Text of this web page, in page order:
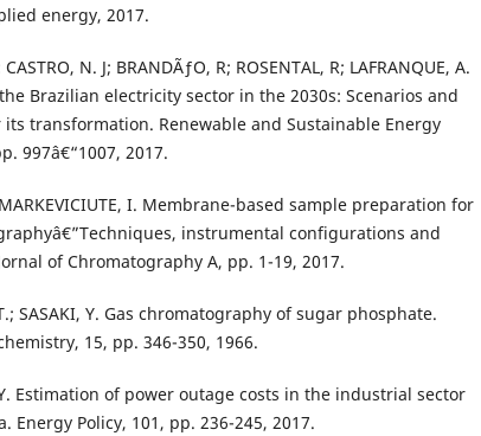
energy, 2017.
N. J; BRANDÃƒO, R; ROSENTAL, R; LAFRANQUE, A.
Brazilian electricity sector in the 2030s: Scenarios and
transformation. Renewable and Sustainable Energy
997â€“1007, 2017.
MARKEVICIUTE, I. Membrane-based sample preparation for
instrumental configurations and
of Chromatography A, pp. 1-19, 2017.
SASAKI, Y. Gas chromatography of sugar phosphate.
15, pp. 346-350, 1966.
Estimation of power outage costs in the industrial sector
Energy Policy, 101, pp. 236-245, 2017.